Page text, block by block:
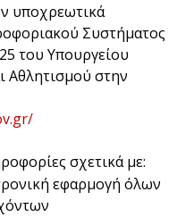
υποχρεωτικά
Συστήματος
του Υπουργείου
Αθλητισμού στην
σχετικά με:
εφαρμογή όλων